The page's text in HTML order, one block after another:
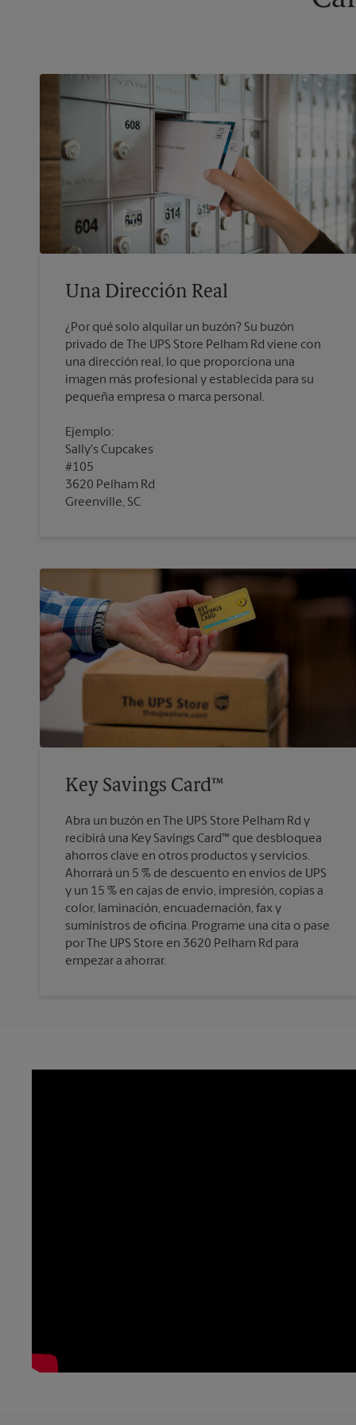
Una Dirección Real
¿Por qué solo alquilar un buzón? Su buzón
privado de The UPS Store Pelham Rd viene con
una dirección real, lo que proporciona una
imagen más profesional y establecida para su
pequeña empresa o marca personal.
Ejemplo:
Sally's Cupcakes
#105
3620 Pelham Rd
Greenville, SC
Key Savings Card™
Abra un buzón en The UPS Store Pelham Rd y
recibirá una Key Savings Card™ que desbloquea
ahorros clave en otros productos y servicios.
Ahorrará un 5 % de descuento en envíos de UPS
y un 15 % en cajas de envío, impresión, copias a
color, laminación, encuadernación, fax y
suministros de oficina. Programe una cita o pase
por The UPS Store en 3620 Pelham Rd para
empezar a ahorrar.